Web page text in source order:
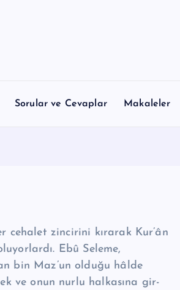
Sorular ve Cevaplar Makaleler
cehalet zincirini kırarak Kur’ân
Ebû Seleme,
bin Maz’un olduğu hâlde
ve onun nurlu halkasına gir­